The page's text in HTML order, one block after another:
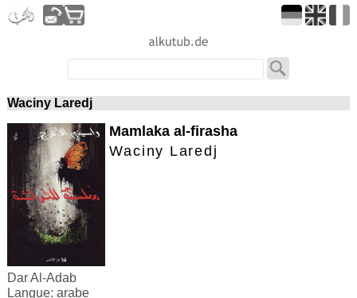
Waciny Laredj
Mamlaka al-firasha
Waciny Laredj
Dar Al-Adab
Langue: arabe